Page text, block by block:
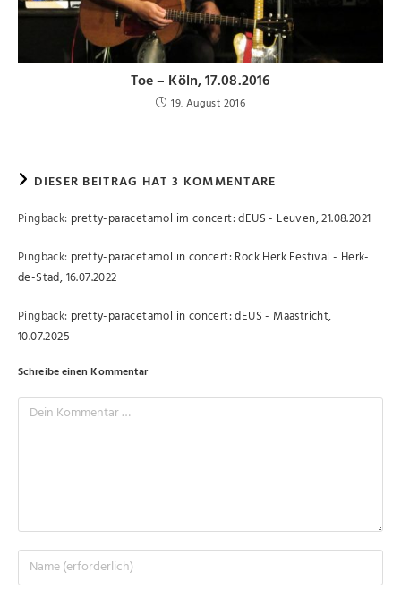
Toe – Köln, 17.08.2016
19. August 2016
DIESER BEITRAG HAT 3 KOMMENTARE
Pingback: pretty-paracetamol im concert: dEUS - Leuven, 21.08.2021
Pingback: pretty-paracetamol in concert: Rock Herk Festival - Herk-
de-Stad, 16.07.2022
Pingback: pretty-paracetamol in concert: dEUS - Maastricht,
10.07.2025
Schreibe einen Kommentar